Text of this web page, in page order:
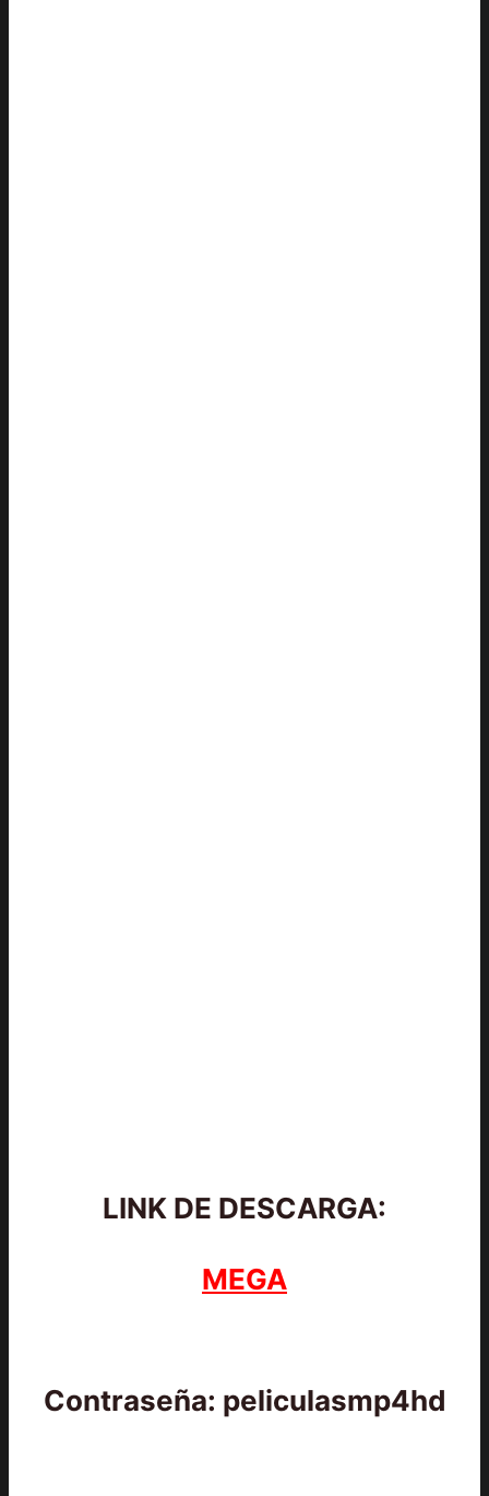
LINK DE DESCARGA:
MEGA
Contraseña: peliculasmp4hd